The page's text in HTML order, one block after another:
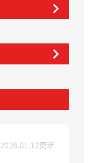
2026.01.12更新